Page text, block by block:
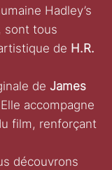
Hadley’s
sont tous
de H.R.
de James
accompagne
film, renforçant
découvrons